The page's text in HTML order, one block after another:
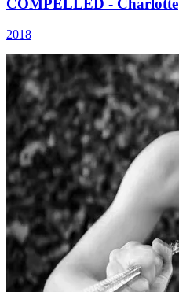
COMPELLED - Charlotte
2018